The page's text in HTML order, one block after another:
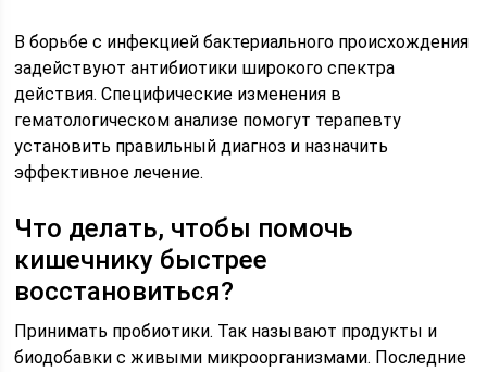
В борьбе с инфекцией бактериального происхождения
задействуют антибиотики широкого спектра
действия. Специфические изменения в
гематологическом анализе помогут терапевту
установить правильный диагноз и назначить
эффективное лечение.
Что делать, чтобы помочь
кишечнику быстрее
восстановиться?
Принимать пробиотики. Так называют продукты и
биодобавки с живыми микроорганизмами. Последние